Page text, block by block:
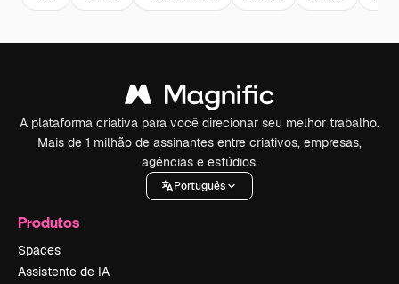
A plataforma criativa para você direcionar seu melhor trabalho.
Mais de 1 milhão de assinantes entre criativos, empresas,
agências e estúdios.
Português
Produtos
Spaces
Assistente de IA